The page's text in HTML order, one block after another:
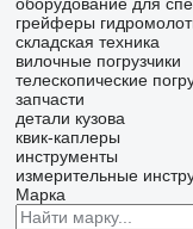
грейферы
складская техника
вилочные погрузчики
телескопические
запчасти
детали кузова
квик-каплеры
инструменты
измерительные
Марка